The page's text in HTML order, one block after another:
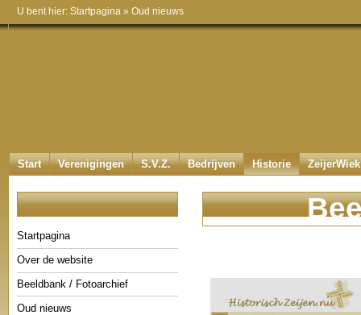
U bent hier: Startpagina » Oud nieuws
Start Verenigingen S.V.Z. Bedrijven Historie
Startpagina
Over de website
Beeldbank / Fotoarchief
Oud nieuws